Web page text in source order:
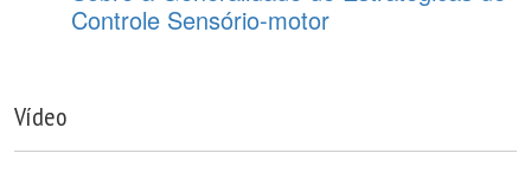
Controle Sensório-motor
Vídeo